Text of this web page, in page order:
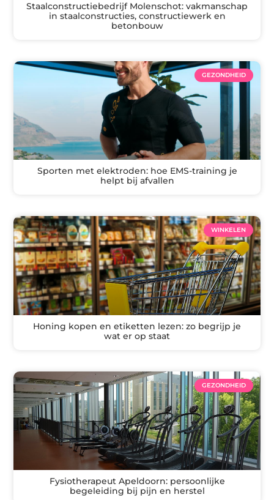
Staalconstructiebedrijf Molenschot: vakmanschap
in staalconstructies, constructiewerk en
betonbouw
GEZONDHEID
Sporten met elektroden: hoe EMS-training je
helpt bij afvallen
WINKELEN
Honing kopen en etiketten lezen: zo begrijp je
wat er op staat
GEZONDHEID
Fysiotherapeut Apeldoorn: persoonlijke
begeleiding bij pijn en herstel